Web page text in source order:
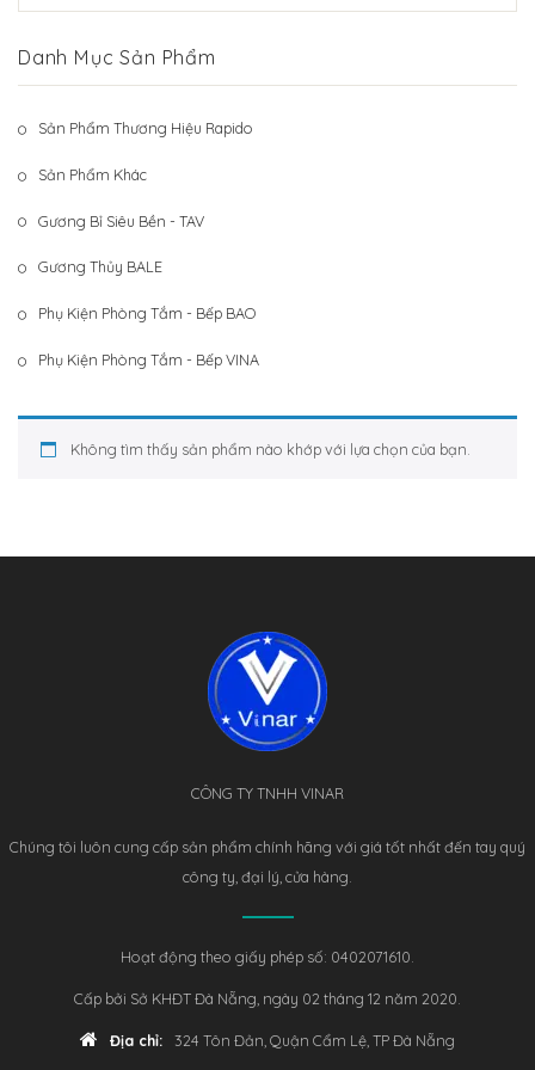
Phụ Kiện Phòng Tắm – Bếp VINA
Sản Phẩm Khác
Danh Mục Sản Phẩm
Sản Phẩm Thương Hiệu Rapido
Sản Phẩm Khác
Gương Bỉ Siêu Bền - TAV
Gương Thủy BALE
Phụ Kiện Phòng Tắm - Bếp BAO
Phụ Kiện Phòng Tắm - Bếp VINA
Không tìm thấy sản phẩm nào khớp với lựa chọn của bạn.
CÔNG TY TNHH VINAR
Chúng tôi luôn cung cấp sản phẩm chính hãng với giá tốt nhất đến tay quý
công ty, đại lý, cửa hàng.
Hoạt động theo giấy phép số: 0402071610.
Cấp bởi Sở KHĐT Đà Nẵng, ngày 02 tháng 12 năm 2020.
Địa chỉ: 324 Tôn Đản, Quận Cẩm Lệ, TP Đà Nẵng